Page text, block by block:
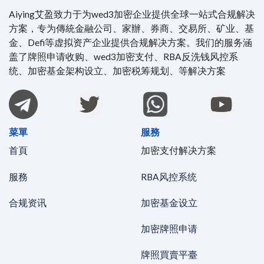
Aiying艾盈致力于为wed3加密企业提供全球一站式合规解决
方案，专为傳統金融公司、家辦、券商、交易所、矿业、基
金、Defi等虚拟资产企业提供合规解决方案。我们的服务涵
盖了牌照申请收购、wed3加密支付、RBA反洗钱风控系
统、加密基金架构设立、加密税筹规划、等解决方案
菜單
首頁
服務
合规资讯
服務
加密支付解决方案
RBA风控系统
加密基金设立
加密牌照申请
牌照買賣平臺